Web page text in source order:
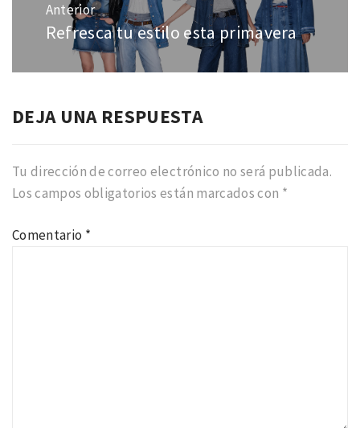
entradas
Anterior
Entrada
anterior:
Refresca tu estilo esta primavera
DEJA UNA RESPUESTA
Tu dirección de correo electrónico no será publicada.
Los campos obligatorios están marcados con *
Comentario *